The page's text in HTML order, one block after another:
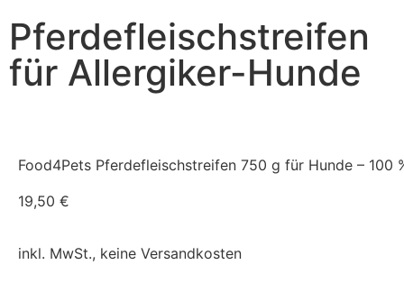
Pferdefleischstreifen
für Allergiker-Hunde
Food4Pets Pferdefleischstreifen 750 g für Hunde – 100
19,50 €
inkl. MwSt., keine Versandkosten